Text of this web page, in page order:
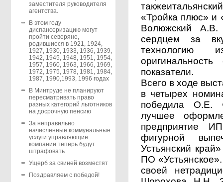
заместителя руководителя
агентства.
В этом году
диспансеризацию могут
пройти северяне,
родившиеся в 1921, 1924,
1927, 1930, 1933, 1936, 1939,
1942, 1945, 1948, 1951, 1954,
1957, 1960, 1963, 1966, 1969,
1972, 1975, 1978, 1981, 1984,
1987, 1990,1993, 1996 годах
В Минтруде не планируют
пересматривать право
разных категорий льготников
на досрочную пенсию
За неправильно
начисленные коммунальные
услуги управляющие
компании теперь будут
штрафовать
Ущерб за свиней возместят
Поздравляем с победой!
«Тройка плюс» и
Волюжский А.В.
сердцем за
технологию
показатели.
Всего в ходе
в четырех
победила О.Е.
лучшее
предприятие
фигурной
Устьянский
ПО
своей